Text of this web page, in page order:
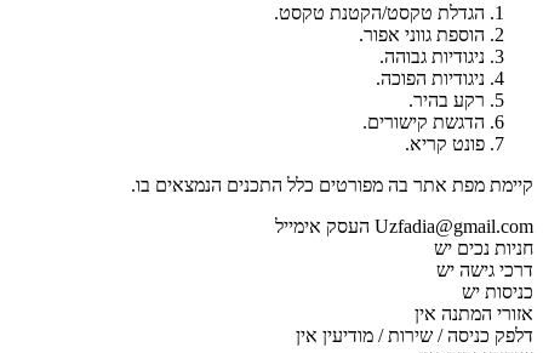
הגדלת טקסט/הקטנת טקסט.
הוספת גווני אפור.
ניגודיות גבוהה.
ניגודיות הפוכה.
רקע בהיר.
הדגשת קישורים.
פונט קריא.
קיימת מפת אתר בה מפורטים כלל התכנים הנמצאים בו.
Uzfadia@gmail.com העסק אימייל
חניות נכים יש
דרכי גישה יש
כניסות יש
אזורי המתנה אין
דלפק כניסה / שירות / מודיעין אין